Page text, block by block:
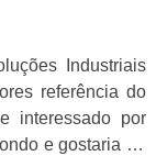
Industriais
referência do
interessado por
e gostaria de